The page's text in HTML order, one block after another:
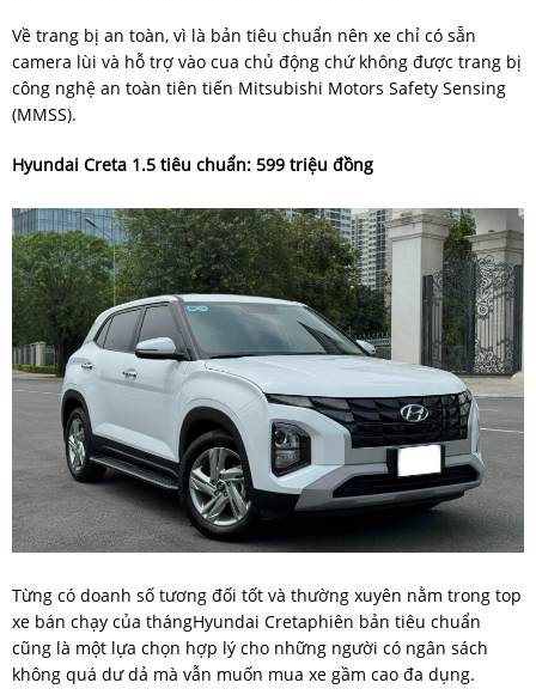
Về trang bị an toàn, vì là bản tiêu chuẩn nên xe chỉ có sẵn
camera lùi và hỗ trợ vào cua chủ động chứ không được trang bị
công nghệ an toàn tiên tiến Mitsubishi Motors Safety Sensing
(MMSS).
Hyundai Creta 1.5 tiêu chuẩn: 599 triệu đồng
Từng có doanh số tương đối tốt và thường xuyên nằm trong top
xe bán chạy của thángHyundai Cretaphiên bản tiêu chuẩn
cũng là một lựa chọn hợp lý cho những người có ngân sách
không quá dư dả mà vẫn muốn mua xe gầm cao đa dụng.